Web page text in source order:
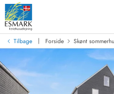
Tilbage | Forside Skønt